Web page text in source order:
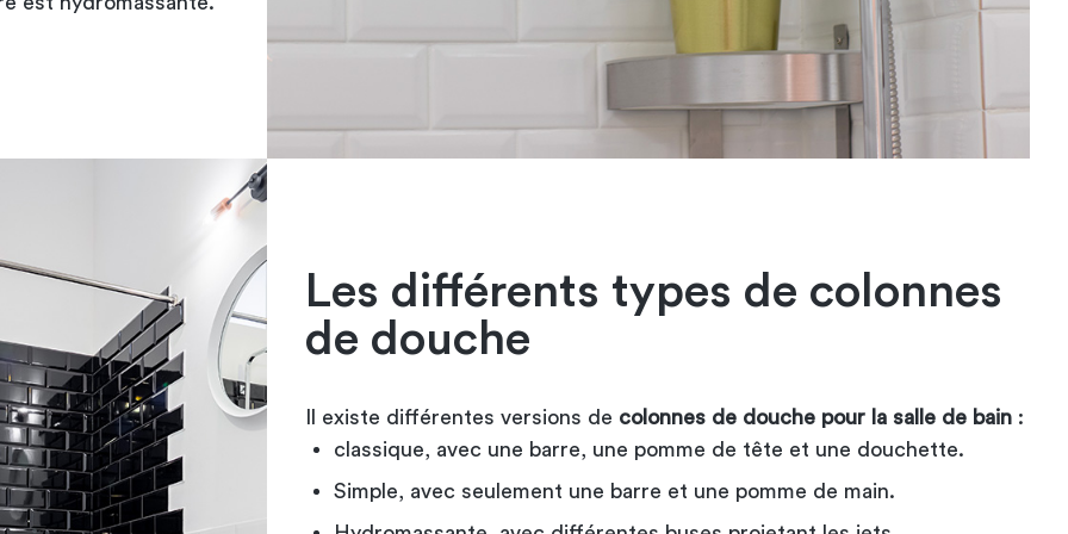
Les différents types de colonnes
de douche
Il existe différentes versions de colonnes de douche pour la salle de bain :
classique, avec une barre, une pomme de tête et une douchette.
Simple, avec seulement une barre et une pomme de main.